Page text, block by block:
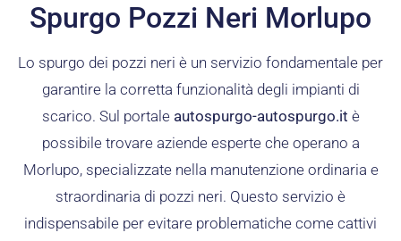
Spurgo Pozzi Neri Morlupo
Lo spurgo dei pozzi neri è un servizio fondamentale per
garantire la corretta funzionalità degli impianti di
scarico. Sul portale autospurgo-autospurgo.it è
possibile trovare aziende esperte che operano a
Morlupo, specializzate nella manutenzione ordinaria e
straordinaria di pozzi neri. Questo servizio è
indispensabile per evitare problematiche come cattivi